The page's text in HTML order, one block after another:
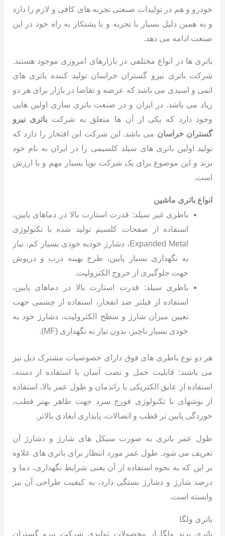
خودرو و هم در تولیدات صنعتی تجربه های کافی و لازم را دارد
و به همین دلیل بسیار با تجربه و با پشتکار به راه خود در این
صنعت ادامه می دهد.
باتری ها در انواع مختلفی در بازارهای امروزی موجود هستند.
شرکت باتری نیرو گستران خراسان تولید کننده باتری های
اتمی و اسیدی می باشد که عرضه و تقاضا در بازار برای هر دو
زیاد می باشد. در ایران و در صنعت باتری سازی اولین هایی
وجود دارد که یکی از آن ها متعلق به شرکت باتری نیرو
گستران خراسان می باشد. این شرکت این افتخار را دارد که
تولید اولین باتری های سیلد کلسیمی را در ایران به نام خود
بزند و این موضوع برای یک شرکت نوپا بسیار مهم و با ارزش
است.
انواع باتری ماشین
باطری غیر سیلد: قدرت استارت بالا در دماهای پایین،
استفاده از صفحات کلسیم تولید شده با تکنولوژی
Expanded Metal، دشارژ خودبه خودی بسیار کم، نیاز
به نگهداری بسیار پایین، طرح بهینه درب و درپوش
جهت جلوگیری از خروج الکترولیت.
باطری سیلد: قدرت استارت بالا در دماهای پایین،
استفاده از فیلتر ضد انفجار، استفاده از چشمی جهت
تعیین میزان شارژ و سطح الکترولیت، دشارژ خود به
خودی بسیار ناچیز، بدون نیاز به نگهداری (MF).
هر دو نوع باطری های فوق دارای خصوصیات مشترک ذیل نیز
می باشند: قابلیت حمل و نصب آسان با استفاده از دسته،
استفاده از عایق الکتریکی با راندمان و طول عمر بالا، استفاده
از بوشهای با تکنولوژی فورج سرد جهت ظاهر بهتر قطب،
خوردگی پایین تر قطب و اتصالات، پایداری ابعادی بالاتر.
طول عمر باتری به صورت سیکل های شارژ و دشارژ آن
تعریف می شود. طول عمر مورد انتظار برای باتری های علاوه
بر این که به نحوه استفاده از آن یعنی شرایط نگهداری، دما و
درصد شارژ و دشارژ بستگی دارد، به کیفیت طراحی آن نیز
وابسته است.
باتری ولگا
باتری برند ولگا از محصولات تولیدی شرکت نیرو گستران